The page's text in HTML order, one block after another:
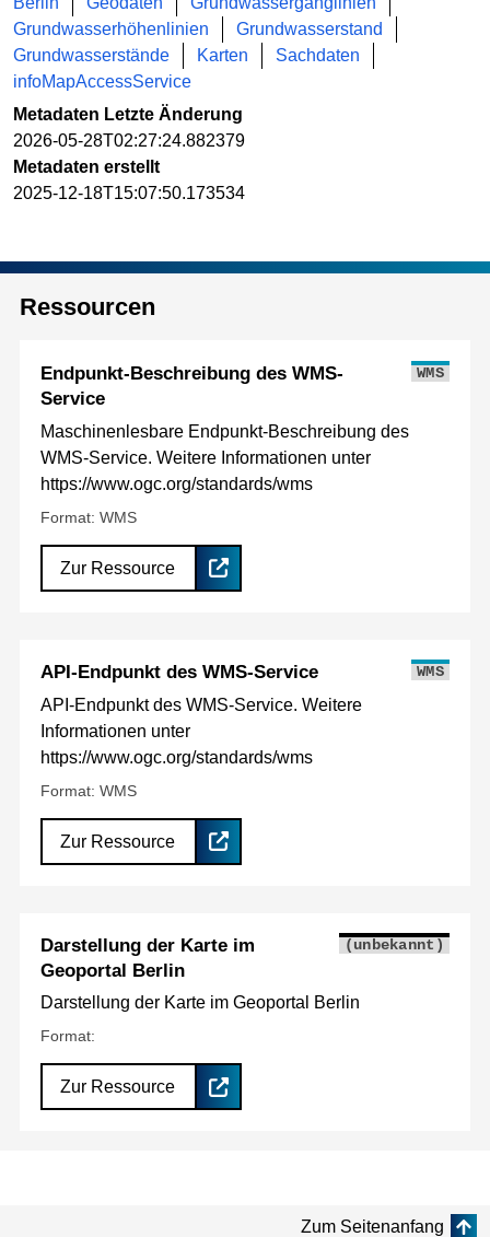
Grundwasserhöhenlinien
Grundwasserstand
Grundwasserstände
Karten
Sachdaten
infoMapAccessService
Metadaten Letzte Änderung
2026-05-28T02:27:24.882379
Metadaten erstellt
2025-12-18T15:07:50.173534
Ressourcen
Endpunkt-Beschreibung des WMS-
Service
WMS
Maschinenlesbare Endpunkt-Beschreibung des
WMS-Service. Weitere Informationen unter
https://www.ogc.org/standards/wms
Format: WMS
Zur Ressource
API-Endpunkt des WMS-Service WMS
API-Endpunkt des WMS-Service. Weitere
Informationen unter
https://www.ogc.org/standards/wms
Format: WMS
Zur Ressource
Darstellung der Karte im
Geoportal Berlin
(unbekannt)
Darstellung der Karte im Geoportal Berlin
Format:
Zur Ressource
Zum Seitenanfang